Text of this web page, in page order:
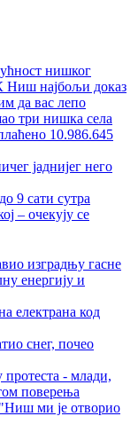
нишког
Ниш најбољи доказ
да вас лепо
три нишка села
10.986.645
јаднијег него
сати сутра
– очекују се
изградњу гасне
енергију и
електрана код
снег, почео
протеста - млади,
поверења
ми је отворио